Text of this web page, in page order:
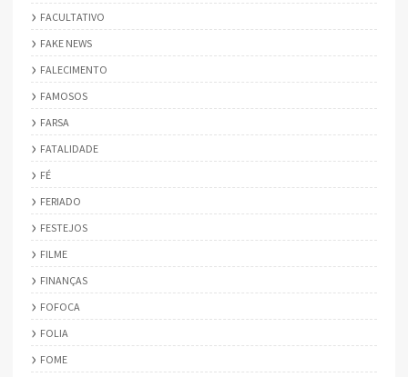
FACULTATIVO
FAKE NEWS
FALECIMENTO
FAMOSOS
FARSA
FATALIDADE
FÉ
FERIADO
FESTEJOS
FILME
FINANÇAS
FOFOCA
FOLIA
FOME